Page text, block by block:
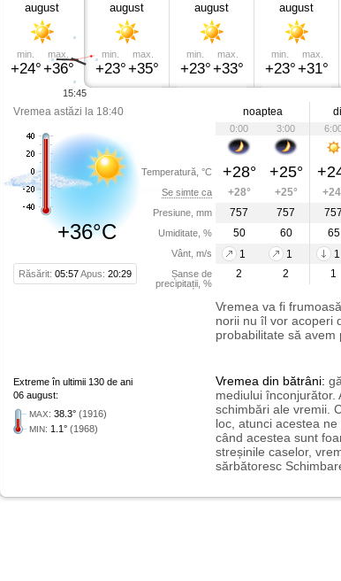
august
min.
+24°
max.
+36°
august
min.
+23°
max.
+35°
august
min.
+23°
max.
+33°
august
min.
+23°
max.
+31°
Vremea astăzi la 18:40
+36°C
Răsărit: 05:57Apus: 20:29
Temperatură, °C
Se simte ca
Presiune, mm
Umiditate, %
Vânt, m/s
Șanse de
precipitații, %
noaptea
0:00 3:00
+28° +25°
+28° +25°
757
757 757
50
60 65
1
1 1
2
2 1
Vremea va fi
norii nu îl vor acoperi
probabilitate să avem
Extreme în ultimii 130 de ani
06 august:
MAX: 38.3° (1916)
MIN: 1.1° (1968)
Vremea din bătrâni:
mediului înconjurător.
schimbări ale vremii.
loc, atunci acestea
când acestea sunt
streșinile caselor,
sărbătoresc
15:45